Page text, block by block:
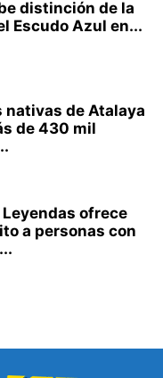
distinción de la
Escudo Azul en...
nativas de Atalaya
de 430 mil
ofrece
a personas con